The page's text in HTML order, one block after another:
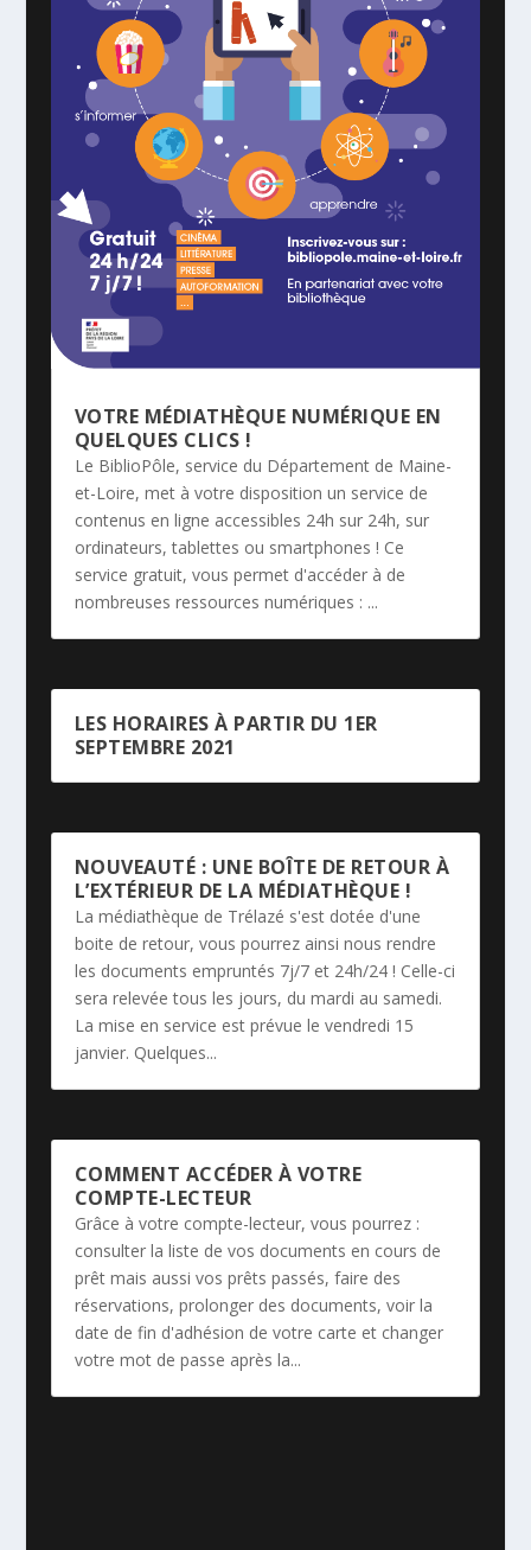
VOTRE MÉDIATHÈQUE NUMÉRIQUE EN
QUELQUES CLICS !
Le BiblioPôle, service du Département de Maine-
et-Loire, met à votre disposition un service de
contenus en ligne accessibles 24h sur 24h, sur
ordinateurs, tablettes ou smartphones ! Ce
service gratuit, vous permet d'accéder à de
nombreuses ressources numériques : ...
LES HORAIRES À PARTIR DU 1ER
SEPTEMBRE 2021
NOUVEAUTÉ : UNE BOÎTE DE RETOUR À
L’EXTÉRIEUR DE LA MÉDIATHÈQUE !
La médiathèque de Trélazé s'est dotée d'une
boite de retour, vous pourrez ainsi nous rendre
les documents empruntés 7j/7 et 24h/24 ! Celle-ci
sera relevée tous les jours, du mardi au samedi.
La mise en service est prévue le vendredi 15
janvier. Quelques...
COMMENT ACCÉDER À VOTRE
COMPTE-LECTEUR
Grâce à votre compte-lecteur, vous pourrez :
consulter la liste de vos documents en cours de
prêt mais aussi vos prêts passés, faire des
réservations, prolonger des documents, voir la
date de fin d'adhésion de votre carte et changer
votre mot de passe après la...